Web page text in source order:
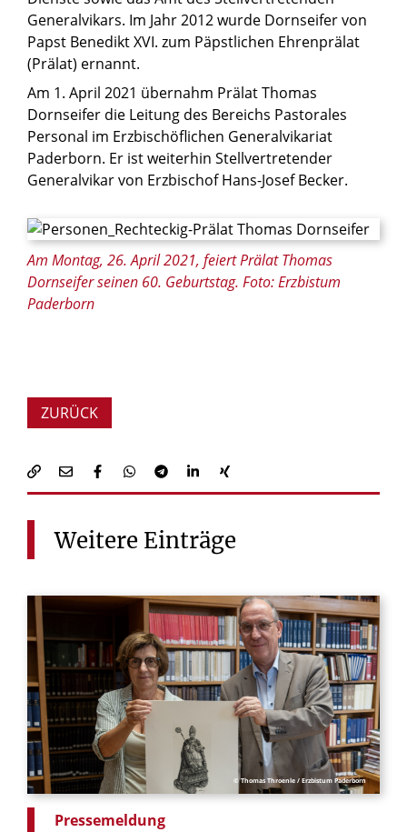
Am Montag, 26. April 2021, feiert Prälat Thomas
Dornseifer seinen 60. Geburtstag. Foto: Erzbistum
Paderborn
Generalvikars. Im Jahr 2012 wurde Dornseifer von
Papst Benedikt XVI. zum Päpstlichen Ehrenprälat
(Prälat) ernannt.
Am 1. April 2021 übernahm Prälat Thomas
Dornseifer die Leitung des Bereichs Pastorales
Personal im Erzbischöflichen Generalvikariat
Paderborn. Er ist weiterhin Stellvertretender
Generalvikar von Erzbischof Hans-Josef Becker.
ZURÜCK
Weitere Einträge
© Thomas Throenle / Erzbistum Paderborn
Pressemeldung